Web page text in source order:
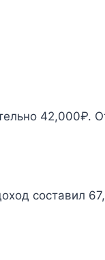
42,000₽.
составил